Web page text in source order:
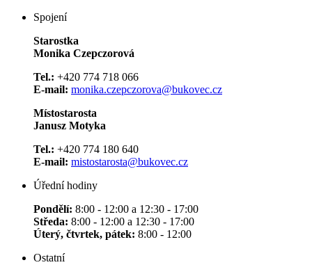
Spojení
Starostka
Monika Czepczorová
Tel.: +420 774 718 066
E-mail: monika.czepczorova@bukovec.cz
Místostarosta
Janusz Motyka
Tel.: +420 774 180 640
E-mail: mistostarosta@bukovec.cz
Úřední hodiny
Pondělí: 8:00 - 12:00 a 12:30 - 17:00
Středa: 8:00 - 12:00 a 12:30 - 17:00
Úterý, čtvrtek, pátek: 8:00 - 12:00
Ostatní